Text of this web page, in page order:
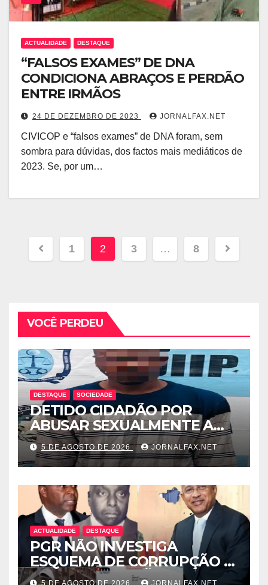
ACTUALIDADE DESTAQUE
“FALSOS EXAMES” DE DNA
CONDICIONA ABRAÇOS E PERDÃO
ENTRE IRMÃOS
24 DE DEZEMBRO DE 2023 JORNALFAX.NET
CIVICOP e “falsos exames” de DNA foram, sem
sombra para dúvidas, dos factos mais mediáticos de
2023. Se, por um…
1 2 3 … 8
VOCÊ PERDEU
DESTAQUE SOCIEDADE
DETIDO CIDADÃO POR
ABUSAR SEXUALMENTE A
CUNHADA MENOR DE IDADE
5 DE AGOSTO DE 2026 JORNALFAX.NET
ACTUALIDADE DESTAQUE
PGR NÃO INVESTIGA
ESQUEMA DE CORRUPÇÃO E
SAQUE DE MILHÕES DO
5 DE AGOSTO DE 2026 JORNALFAX.NET